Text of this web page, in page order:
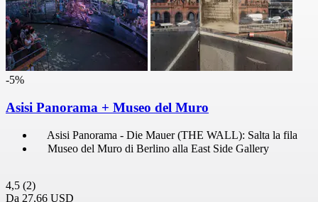
-5%
Asisi Panorama + Museo del Muro
Asisi Panorama - Die Mauer (THE WALL): Salta la fila
Museo del Muro di Berlino alla East Side Gallery
4,5 (2)
Da 27,66 USD